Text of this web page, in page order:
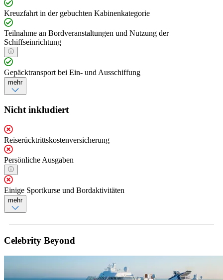
Kreuzfahrt in der gebuchten Kabinenkategorie
Teilnahme an Bordveranstaltungen und Nutzung der
Schiffseinrichtung
Gepäcktransport bei Ein- und Ausschiffung
mehr
Nicht inkludiert
Reiserücktrittskostenversicherung
Persönliche Ausgaben
Einige Sportkurse und Bordaktivitäten
mehr
Celebrity Beyond